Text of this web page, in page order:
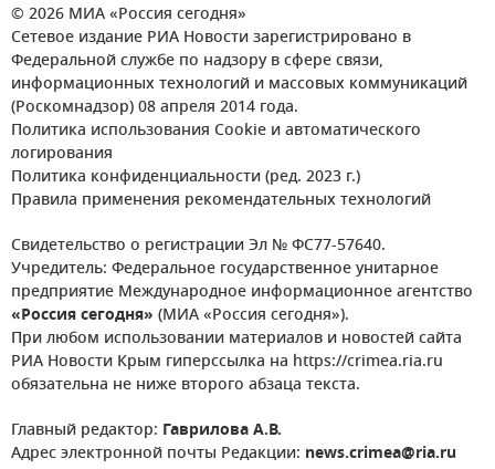
© 2026 МИА «Россия сегодня»
Сетевое издание РИА Новости зарегистрировано в
Федеральной службе по надзору в сфере связи,
информационных технологий и массовых коммуникаций
(Роскомнадзор) 08 апреля 2014 года.
Политика использования Cookie и автоматического
логирования
Политика конфиденциальности (ред. 2023 г.)
Правила применения рекомендательных технологий
Свидетельство о регистрации Эл № ФС77-57640.
Учредитель: Федеральное государственное унитарное
предприятие Международное информационное агентство
«Россия сегодня» (МИА «Россия сегодня»).
При любом использовании материалов и новостей сайта
РИА Новости Крым гиперссылка на https://crimea.ria.ru
обязательна не ниже второго абзаца текста.
Главный редактор: Гаврилова А.В.
Адрес электронной почты Редакции: news.crimea@ria.ru